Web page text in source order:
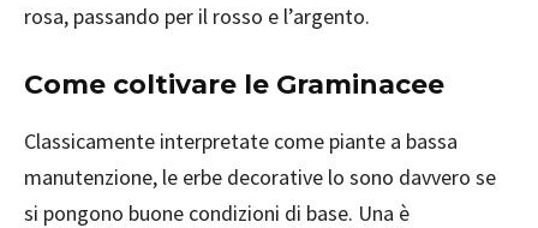
rosa, passando per il rosso e l’argento.
Come coltivare le Graminacee
Classicamente interpretate come piante a bassa
manutenzione, le erbe decorative lo sono davvero se
si pongono buone condizioni di base. Una è